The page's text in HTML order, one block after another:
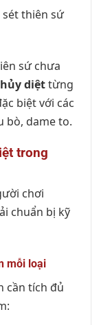
thiên sứ
sứ chưa
diệttừng
biệt với các
bò, dame to.
trong
chơi
chuẩn bị kỹ
mỗi loại
cần tích đủ